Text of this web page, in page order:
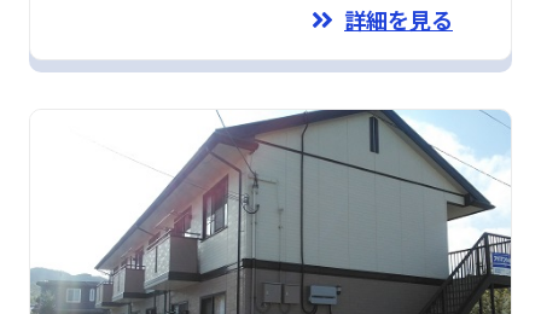
詳細を見る